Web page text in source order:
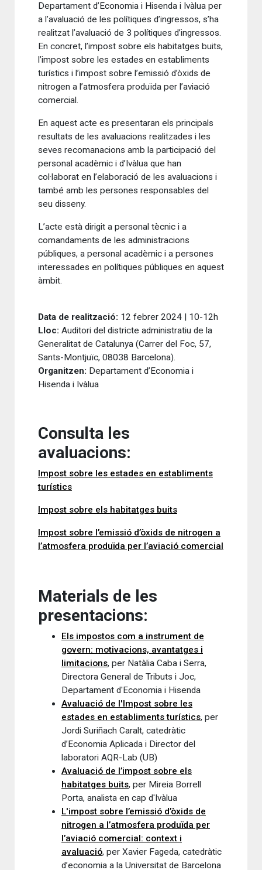
Departament d’Economia i Hisenda i Ivàlua per
a l’avaluació de les polítiques d’ingressos, s’ha
realitzat l’avaluació de 3 polítiques d’ingressos.
En concret, l’impost sobre els habitatges buits,
l’impost sobre les estades en establiments
turístics i l’impost sobre l’emissió d’òxids de
nitrogen a l’atmosfera produïda per l’aviació
comercial.
En aquest acte es presentaran els principals
resultats de les avaluacions realitzades i les
seves recomanacions amb la participació del
personal acadèmic i d’Ivàlua que han
col·laborat en l’elaboració de les avaluacions i
també amb les persones responsables del
seu disseny.
L’acte està dirigit a personal tècnic i a
comandaments de les administracions
públiques, a personal acadèmic i a persones
interessades en polítiques públiques en aquest
àmbit.
Data de realització: 12 febrer 2024 | 10-12h
Lloc: Auditori del districte administratiu de la
Generalitat de Catalunya (Carrer del Foc, 57,
Sants-Montjuïc, 08038 Barcelona).
Organitzen: Departament d’Economia i
Hisenda i Ivàlua
Consulta les
avaluacions:
Impost sobre les estades en establiments
turístics
Impost sobre els habitatges buits
Impost sobre l’emissió d’òxids de nitrogen a
l’atmosfera produïda per l’aviació comercial
Materials de les
presentacions:
Els impostos com a instrument de
govern: motivacions, avantatges i
limitacions, per Natàlia Caba i Serra,
Directora General de Tributs i Joc,
Departament d'Economia i Hisenda
Avaluació de l'Impost sobre les
estades en establiments turístics, per
Jordi Suriñach Caralt, catedràtic
d’Economia Aplicada i Director del
laboratori AQR-Lab (UB)
Avaluació de l’impost sobre els
habitatges buits, per Mireia Borrell
Porta, analista en cap d'Ivàlua
L'impost sobre l’emissió d’òxids de
nitrogen a l’atmosfera produïda per
l’aviació comercial: context i
avaluació, per Xavier Fageda, catedràtic
d’economia a la Universitat de Barcelona